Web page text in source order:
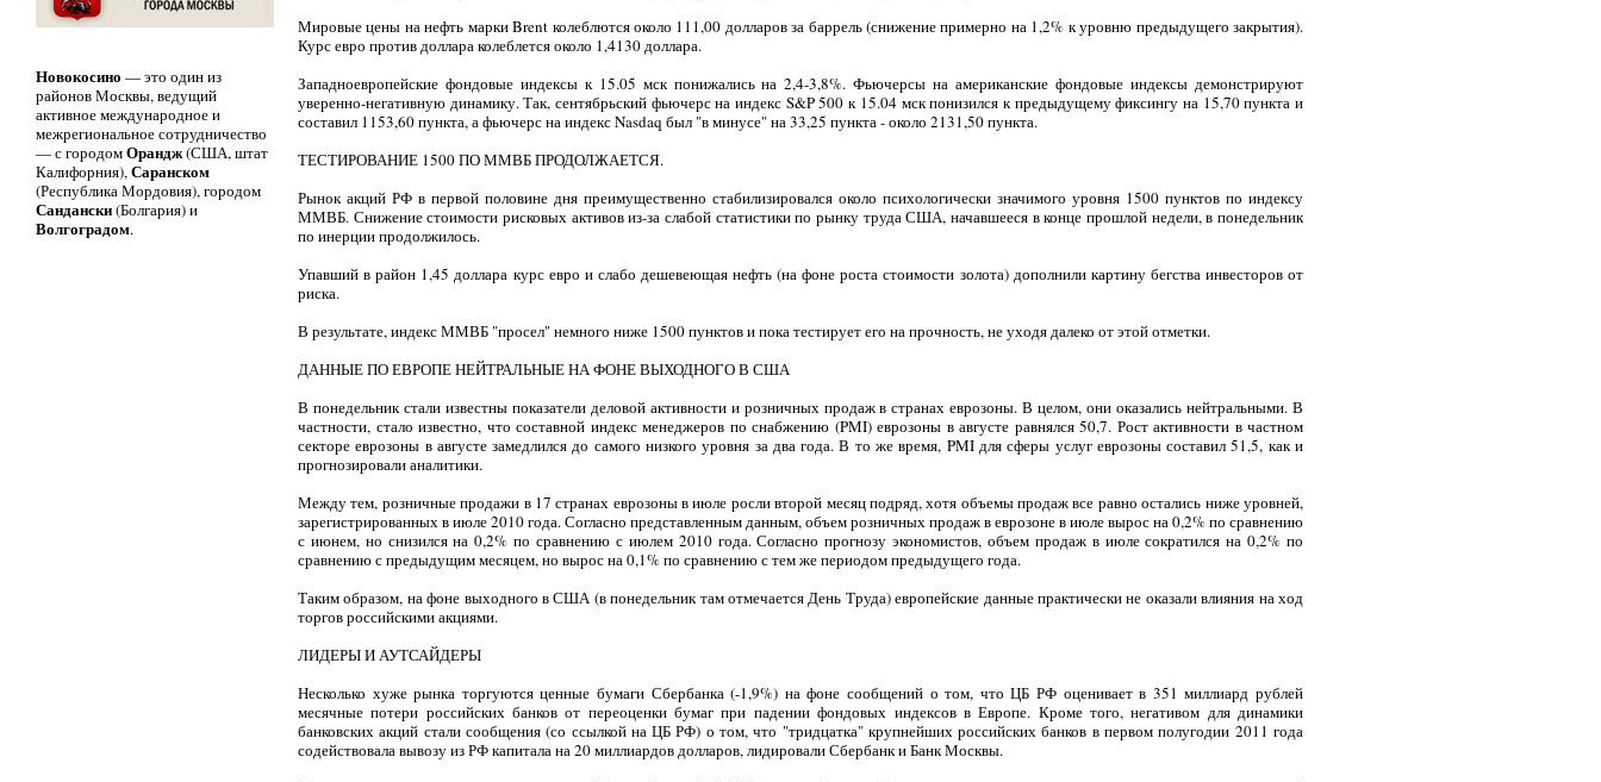
Мировые цены на нефть марки Brent колеблются около 111,00 долларов за баррель (снижение примерно на 1,2% к уровню предыдущего закрытия).
Курс евро против доллара колеблется около 1,4130 доллара.
Западноевропейские фондовые индексы к 15.05 мск понижались на 2,4-3,8%. Фьючерсы на американские фондовые индексы демонстрируют
уверенно-негативную динамику. Так, сентябрьский фьючерс на индекс S&P 500 к 15.04 мск понизился к предыдущему фиксингу на 15,70 пункта и
составил 1153,60 пункта, а фьючерс на индекс Nasdaq был "в минусе" на 33,25 пункта - около 2131,50 пункта.
ТЕСТИРОВАНИЕ 1500 ПО ММВБ ПРОДОЛЖАЕТСЯ.
Рынок акций РФ в первой половине дня преимущественно стабилизировался около психологически значимого уровня 1500 пунктов по индексу
ММВБ. Снижение стоимости рисковых активов из-за слабой статистики по рынку труда США, начавшееся в конце прошлой недели, в понедельник
по инерции продолжилось.
Упавший в район 1,45 доллара курс евро и слабо дешевеющая нефть (на фоне роста стоимости золота) дополнили картину бегства инвесторов от
риска.
В результате, индекс ММВБ "просел" немного ниже 1500 пунктов и пока тестирует его на прочность, не уходя далеко от этой отметки.
ДАННЫЕ ПО ЕВРОПЕ НЕЙТРАЛЬНЫЕ НА ФОНЕ ВЫХОДНОГО В США
В понедельник стали известны показатели деловой активности и розничных продаж в странах еврозоны. В целом, они оказались нейтральными. В
частности, стало известно, что составной индекс менеджеров по снабжению (PMI) еврозоны в августе равнялся 50,7. Рост активности в частном
секторе еврозоны в августе замедлился до самого низкого уровня за два года. В то же время, PMI для сферы услуг еврозоны составил 51,5, как и
прогнозировали аналитики.
Между тем, розничные продажи в 17 странах еврозоны в июле росли второй месяц подряд, хотя объемы продаж все равно остались ниже уровней,
зарегистрированных в июле 2010 года. Согласно представленным данным, объем розничных продаж в еврозоне в июле вырос на 0,2% по сравнению
с июнем, но снизился на 0,2% по сравнению с июлем 2010 года. Согласно прогнозу экономистов, объем продаж в июле сократился на 0,2% по
сравнению с предыдущим месяцем, но вырос на 0,1% по сравнению с тем же периодом предыдущего года.
Таким образом, на фоне выходного в США (в понедельник там отмечается День Труда) европейские данные практически не оказали влияния на ход
торгов российскими акциями.
ЛИДЕРЫ И АУТСАЙДЕРЫ
Несколько хуже рынка торгуются ценные бумаги Сбербанка (-1,9%) на фоне сообщений о том, что ЦБ РФ оценивает в 351 миллиард рублей
месячные потери российских банков от переоценки бумаг при падении фондовых индексов в Европе. Кроме того, негативом для динамики
банковских акций стали сообщения (со ссылкой на ЦБ РФ) о том, что "тридцатка" крупнейших российских банков в первом полугодии 2011 года
содействовала вывозу из РФ капитала на 20 миллиардов долларов, лидировали Сбербанк и Банк Москвы.
Новокосино — это один из
районов Москвы, ведущий
активное международное и
межрегиональное сотрудничество
— с городомОрандж(США, штат
Калифорния),Саранском
(Республика Мордовия), городом
Сандански(Болгария) и
Волгоградом.